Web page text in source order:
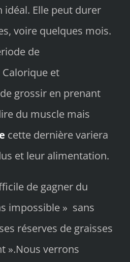
idéal. Elle peut durer
voire quelques mois.
de
et
grossir en prenant
du muscle mais
cette dernière variera
et leur alimentation.
de gagner du
impossible » sans
réserves de graisses
».Nous verrons